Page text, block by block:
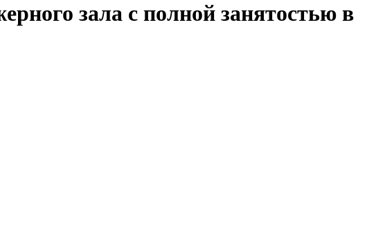
зала с полной занятостью в